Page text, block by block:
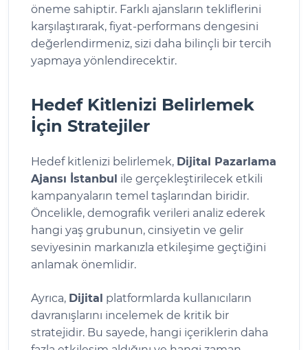
öneme sahiptir. Farklı ajansların tekliflerini
karşılaştırarak, fiyat-performans dengesini
değerlendirmeniz, sizi daha bilinçli bir tercih
yapmaya yönlendirecektir.
Hedef Kitlenizi Belirlemek
İçin Stratejiler
Hedef kitlenizi belirlemek, Dijital Pazarlama
Ajansı İstanbul ile gerçekleştirilecek etkili
kampanyaların temel taşlarından biridir.
Öncelikle, demografik verileri analiz ederek
hangi yaş grubunun, cinsiyetin ve gelir
seviyesinin markanızla etkileşime geçtiğini
anlamak önemlidir.
Ayrıca, Dijital platformlarda kullanıcıların
davranışlarını incelemek de kritik bir
stratejidir. Bu sayede, hangi içeriklerin daha